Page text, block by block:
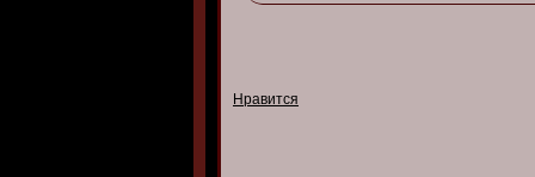
Нравится